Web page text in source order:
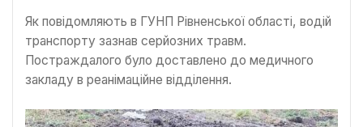
Як повідомляють в ГУНП Рівненської області, водій
транспорту зазнав серйозних травм.
Постраждалого було доставлено до медичного
закладу в реанімаційне відділення.